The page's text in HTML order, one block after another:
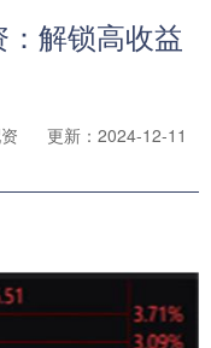
解锁高收益
更新：2024-12-11